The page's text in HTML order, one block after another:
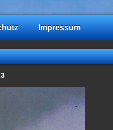
Impressum